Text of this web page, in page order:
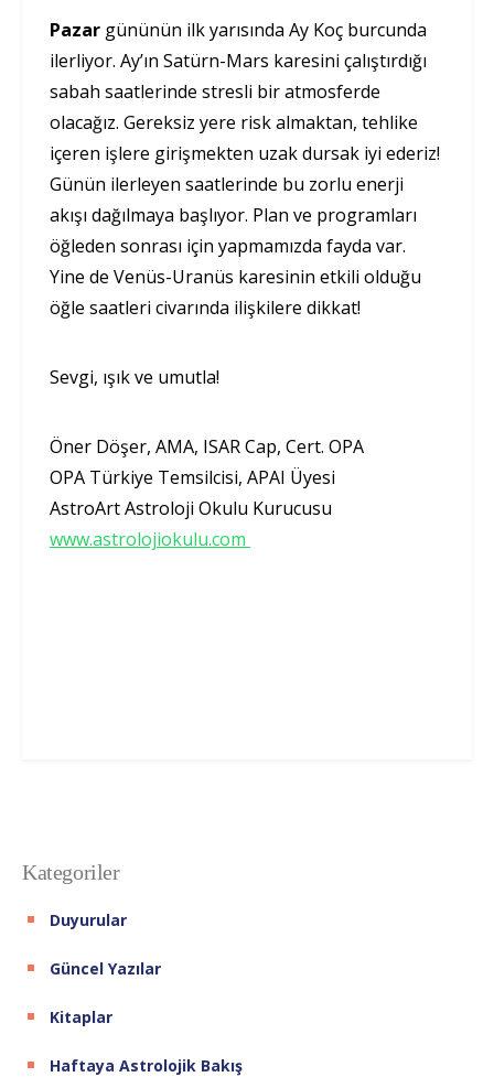
Pazar gününün ilk yarısında Ay Koç burcunda
ilerliyor. Ay’ın Satürn-Mars karesini çalıştırdığı
sabah saatlerinde stresli bir atmosferde
olacağız. Gereksiz yere risk almaktan, tehlike
içeren işlere girişmekten uzak dursak iyi ederiz!
Günün ilerleyen saatlerinde bu zorlu enerji
akışı dağılmaya başlıyor. Plan ve programları
öğleden sonrası için yapmamızda fayda var.
Yine de Venüs-Uranüs karesinin etkili olduğu
öğle saatleri civarında ilişkilere dikkat!
Sevgi, ışık ve umutla!
Öner Döşer, AMA, ISAR Cap, Cert. OPA
OPA Türkiye Temsilcisi, APAI Üyesi
AstroArt Astroloji Okulu Kurucusu
www.astrolojiokulu.com
Kategoriler
Duyurular
Güncel Yazılar
Kitaplar
Haftaya Astrolojik Bakış